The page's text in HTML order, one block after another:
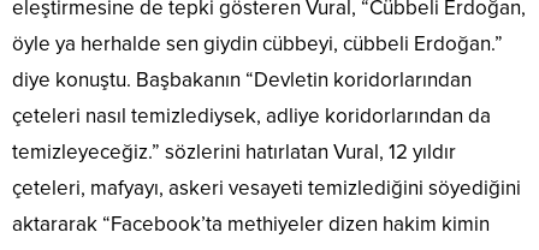
eleştirmesine de tepki gösteren Vural, “Cübbeli Erdoğan,
öyle ya herhalde sen giydin cübbeyi, cübbeli Erdoğan.”
diye konuştu. Başbakanın “Devletin koridorlarından
çeteleri nasıl temizlediysek, adliye koridorlarından da
temizleyeceğiz.” sözlerini hatırlatan Vural, 12 yıldır
çeteleri, mafyayı, askeri vesayeti temizlediğini söyediğini
aktararak “Facebook’ta methiyeler dizen hakim kimin